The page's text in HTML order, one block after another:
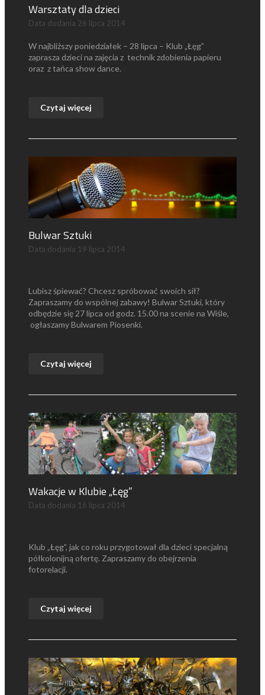
Warsztaty dla dzieci
Data dodania 26 lipca 2014
W najbliższy poniedziałek – 28 lipca – Klub „Łęg”
zaprasza dzieci na zajęcia z technik zdobienia papieru
oraz z tańca show dance.
Czytaj więcej
Bulwar Sztuki
Data dodania 19 lipca 2014
Lubisz śpiewać? Chcesz spróbować swoich sił?
Zapraszamy do wspólnej zabawy! Bulwar Sztuki, który
odbędzie się 27 lipca od godz. 15.00 na scenie na Wiśle,
ogłaszamy Bulwarem Piosenki.
Czytaj więcej
Wakacje w Klubie „Łęg”
Data dodania 16 lipca 2014
Klub „Łęg”, jak co roku przygotował dla dzieci specjalną
półkolonijną ofertę. Zapraszamy do obejrzenia
fotorelacji.
Czytaj więcej